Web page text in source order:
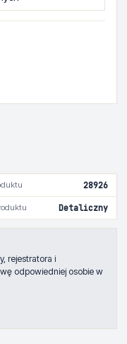
28926
Detaliczny
rejestratora i
odpowiedniej osobie w